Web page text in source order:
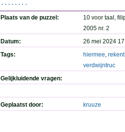
........
Plaats van de puzzel:
10 voor taal,
2005 nr. 2
Datum:
26 mei 2024
Tags:
hiermee, rekent
verdwijntruc
Gelijkluidende vragen:
Geplaatst door: kruuze